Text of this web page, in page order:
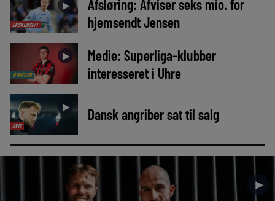
EKSKLUSIVT
►
Afsløring: Afviser seks mio. for
hjemsendt Jensen
NYHEDER
►
Medie: Superliga-klubber
interesseret i Uhre
AVIS
► Dansk angriber sat til salg
►